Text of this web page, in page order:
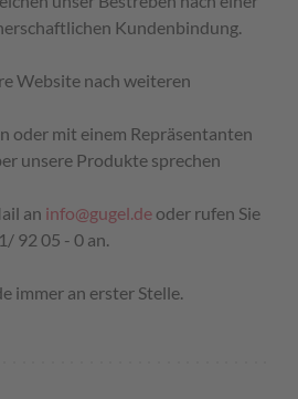
Kundenbindung.
Website nach weiteren
oder mit einem Repräsentanten
unsere Produkte sprechen
an info@gugel.de oder rufen Sie
92 05 - 0 an.
immer an erster Stelle.